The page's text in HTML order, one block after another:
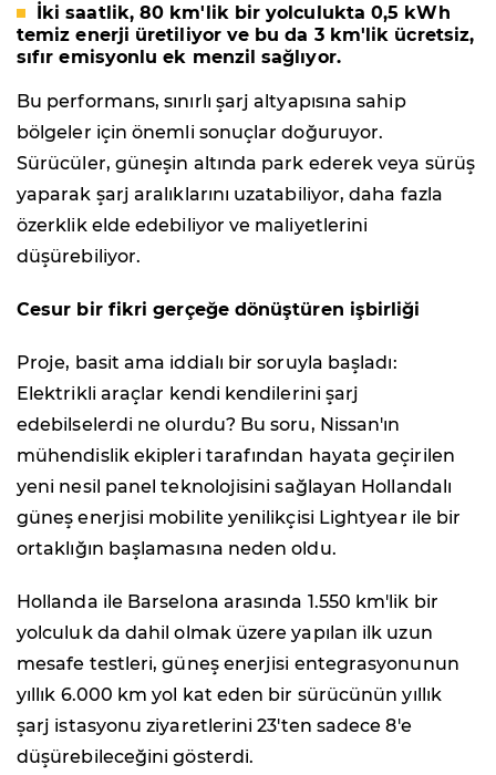
İki saatlik, 80 km'lik bir yolculukta 0,5 kWh
temiz enerji üretiliyor ve bu da 3 km'lik ücretsiz,
sıfır emisyonlu ek menzil sağlıyor.
Bu performans, sınırlı şarj altyapısına sahip
bölgeler için önemli sonuçlar doğuruyor.
Sürücüler, güneşin altında park ederek veya sürüş
yaparak şarj aralıklarını uzatabiliyor, daha fazla
özerklik elde edebiliyor ve maliyetlerini
düşürebiliyor.
Cesur bir fikri gerçeğe dönüştüren işbirliği
Proje, basit ama iddialı bir soruyla başladı:
Elektrikli araçlar kendi kendilerini şarj
edebilselerdi ne olurdu? Bu soru, Nissan'ın
mühendislik ekipleri tarafından hayata geçirilen
yeni nesil panel teknolojisini sağlayan Hollandalı
güneş enerjisi mobilite yenilikçisi Lightyear ile bir
ortaklığın başlamasına neden oldu.
Hollanda ile Barselona arasında 1.550 km'lik bir
yolculuk da dahil olmak üzere yapılan ilk uzun
mesafe testleri, güneş enerjisi entegrasyonunun
yıllık 6.000 km yol kat eden bir sürücünün yıllık
şarj istasyonu ziyaretlerini 23'ten sadece 8'e
düşürebileceğini gösterdi.